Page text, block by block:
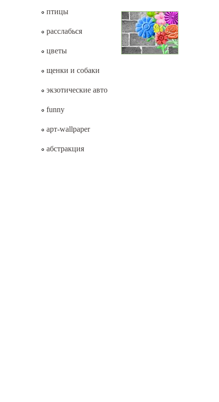
птицы
расслабься
цветы
щенки и собаки
экзотические авто
funny
арт-wallpaper
абстракция